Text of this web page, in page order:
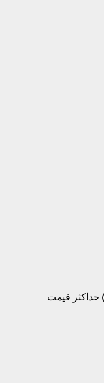
حداكثر قيمت